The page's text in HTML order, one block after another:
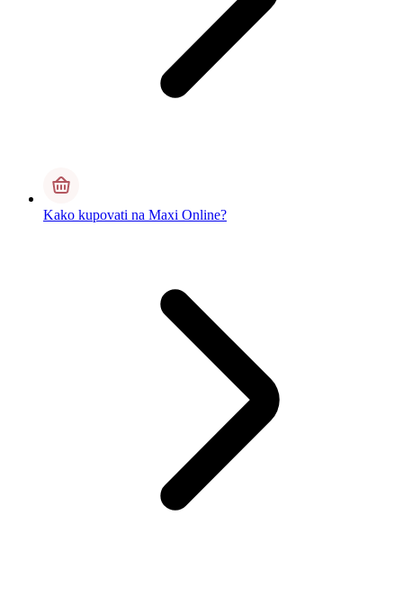
Kako kupovati na Maxi Online?